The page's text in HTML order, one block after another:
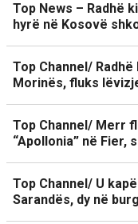
Top News – Radhë
hyrë në Kosovë
Top Channel/
Morinës, fluks
Top Channel/ Merr
“Apollonia” në Fier,
Top Channel/ U
Sarandës, dy në